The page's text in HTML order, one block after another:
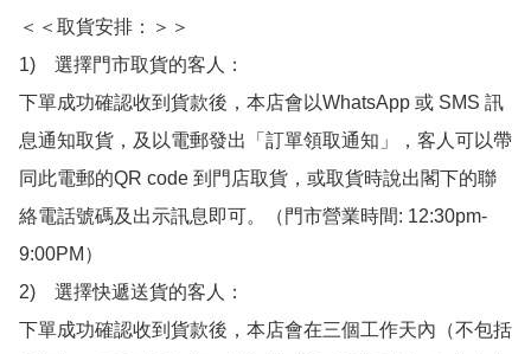
＜＜取貨安排：＞＞
1)　選擇門市取貨的客人：
下單成功確認收到貨款後，本店會以WhatsApp 或 SMS 訊
息通知取貨，及以電郵發出「訂單領取通知」，客人可以帶
同此電郵的QR code 到門店取貨，或取貨時說出閣下的聯
絡電話號碼及出示訊息即可。（門市營業時間: 12:30pm-
9:00PM）
2)　選擇快遞送貨的客人：
下單成功確認收到貨款後，本店會在三個工作天內（不包括